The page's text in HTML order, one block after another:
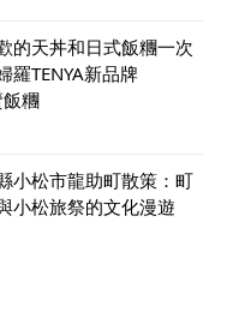
的天丼和日式飯糰一次
羅TENYA新品牌
飯糰
小松市龍助町散策：町
小松旅祭的文化漫遊